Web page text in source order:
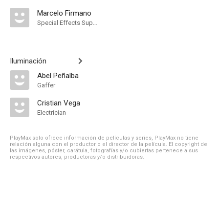
Marcelo Firmano
Special Effects Supervisor
Iluminación
Abel Peñalba
Gaffer
Cristian Vega
Electrician
PlayMax solo ofrece información de películas y series, PlayMax no tiene
relación alguna con el productor o el director de la película. El copyright de
las imágenes, póster, carátula, fotografías y/o cubiertas pertenece a sus
respectivos autores, productoras y/o distribuidoras.